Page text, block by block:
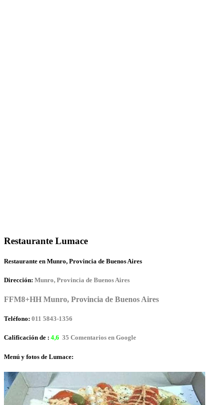
Restaurante Lumace
Restaurante en Munro, Provincia de Buenos Aires
Dirección: Munro, Provincia de Buenos Aires
FFM8+HH Munro, Provincia de Buenos Aires
Teléfono: 011 5843-1356
Calificación de : 4,6 35 Comentarios en Google
Menú y fotos de Lumace: